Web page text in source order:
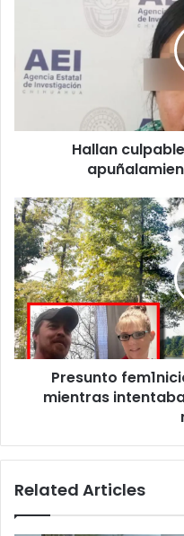
ordenar
apuñalamiento
hombre
Hallan
Presunto
fem1nicida
mu3re
de
un
infarto
mientras
intentaba
ocultar
cuerpo
novia
Presunto
mientras
Related Articles